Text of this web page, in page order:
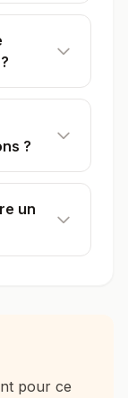
?
un
pour ce